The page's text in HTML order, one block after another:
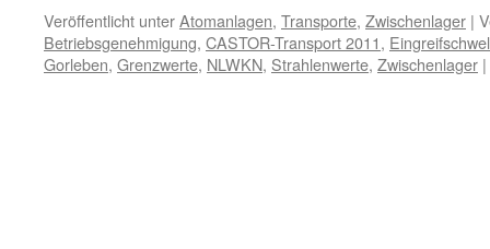
Veröffentlicht unterAtomanlagen, Transporte, Zwischenlager |
Betriebsgenehmigung, CASTOR-Transport 2011,
Gorleben, Grenzwerte, NLWKN, Strahlenwerte, Zwischenlager |